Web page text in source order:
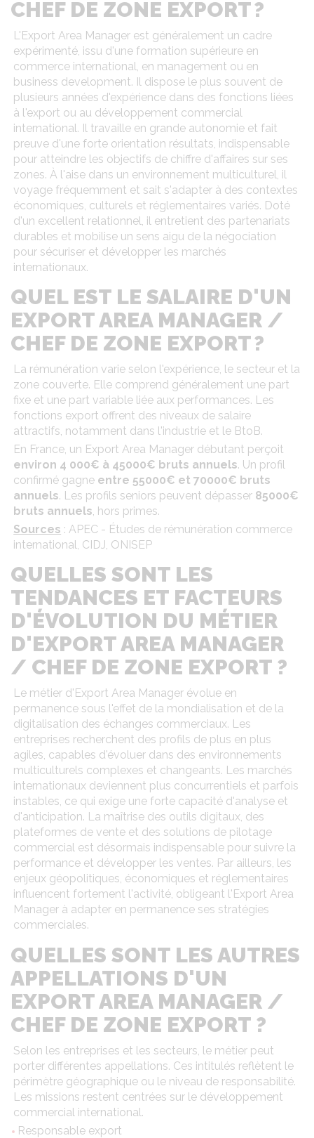
CHEF DE ZONE EXPORT ?
L'Export Area Manager est généralement un cadre
expérimenté, issu d'une formation supérieure en
commerce international, en management ou en
business development. Il dispose le plus souvent de
plusieurs années d'expérience dans des fonctions liées
à l'export ou au développement commercial
international. Il travaille en grande autonomie et fait
preuve d'une forte orientation résultats, indispensable
pour atteindre les objectifs de chiffre d'affaires sur ses
zones. À l'aise dans un environnement multiculturel, il
voyage fréquemment et sait s'adapter à des contextes
économiques, culturels et réglementaires variés. Doté
d'un excellent relationnel, il entretient des partenariats
durables et mobilise un sens aigu de la négociation
pour sécuriser et développer les marchés
internationaux.
QUEL EST LE SALAIRE D'UN
EXPORT AREA MANAGER /
CHEF DE ZONE EXPORT ?
La rémunération varie selon l'expérience, le secteur et la
zone couverte. Elle comprend généralement une part
fixe et une part variable liée aux performances. Les
fonctions export offrent des niveaux de salaire
attractifs, notamment dans l'industrie et le BtoB.
En France, un Export Area Manager débutant perçoit
environ 4 000€ à 45000€ bruts annuels. Un profil
confirmé gagne entre 55000€ et 70000€ bruts
annuels. Les profils seniors peuvent dépasser 85000€
bruts annuels, hors primes.
Sources : APEC - Études de rémunération commerce
international, CIDJ, ONISEP
QUELLES SONT LES
TENDANCES ET FACTEURS
D'ÉVOLUTION DU MÉTIER
D'EXPORT AREA MANAGER
/ CHEF DE ZONE EXPORT ?
Le métier d'Export Area Manager évolue en
permanence sous l'effet de la mondialisation et de la
digitalisation des échanges commerciaux. Les
entreprises recherchent des profils de plus en plus
agiles, capables d'évoluer dans des environnements
multiculturels complexes et changeants. Les marchés
internationaux deviennent plus concurrentiels et parfois
instables, ce qui exige une forte capacité d'analyse et
d'anticipation. La maîtrise des outils digitaux, des
plateformes de vente et des solutions de pilotage
commercial est désormais indispensable pour suivre la
performance et développer les ventes. Par ailleurs, les
enjeux géopolitiques, économiques et réglementaires
influencent fortement l'activité, obligeant l'Export Area
Manager à adapter en permanence ses stratégies
commerciales.
QUELLES SONT LES AUTRES
APPELLATIONS D'UN
EXPORT AREA MANAGER /
CHEF DE ZONE EXPORT ?
Selon les entreprises et les secteurs, le métier peut
porter différentes appellations. Ces intitulés reflètent le
périmètre géographique ou le niveau de responsabilité.
Les missions restent centrées sur le développement
commercial international.
Responsable export